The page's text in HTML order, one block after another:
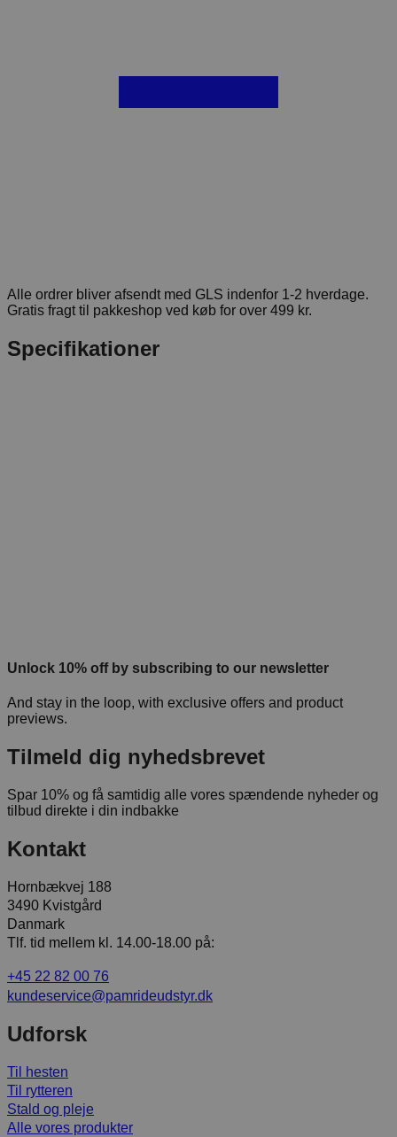
Alle ordrer bliver afsendt med GLS indenfor 1-2 hverdage.
Gratis fragt til pakkeshop ved køb for over 499 kr.
Specifikationer
Unlock 10% off by subscribing to our newsletter
And stay in the loop, with exclusive offers and product
previews.
Tilmeld dig nyhedsbrevet
Spar 10% og få samtidig alle vores spændende nyheder og
tilbud direkte i din indbakke
Kontakt
Hornbækvej 188
3490 Kvistgård
Danmark
Tlf. tid mellem kl. 14.00-18.00 på:
+45 22 82 00 76
kundeservice@pamrideudstyr.dk
Udforsk
Til hesten
Til rytteren
Stald og pleje
Alle vores produkter